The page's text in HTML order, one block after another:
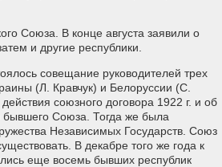
Союза. В конце августа заявили о
и другие республики.
совещание руководителей трех
(Л. Кравчук) и Белоруссии (С.
союзного договора 1922 г. и об
бывшего Союза. Тогда же была
Независимых Государств. Союз
В декабре того же года к
еще восемь бывших республик